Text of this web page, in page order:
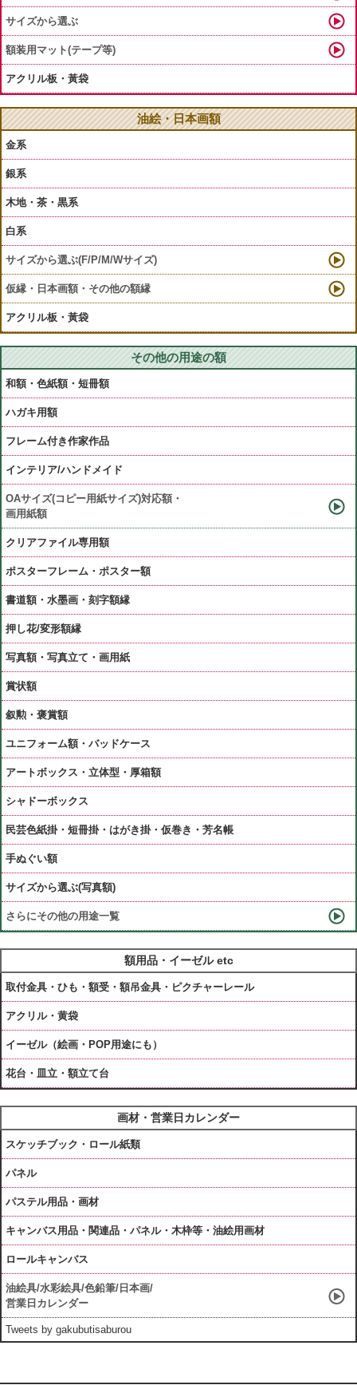
サイズから選ぶ
額装用マット(テープ等)
アクリル板・黃袋
油絵・日本画額
金系
銀系
木地・茶・黒系
白系
サイズから選ぶ(F/P/M/Wサイズ)
仮縁・日本画額・その他の額縁
アクリル板・黃袋
その他の用途の額
和額・色紙額・短冊額
ハガキ用額
フレーム付き作家作品
インテリア/ハンドメイド
OAサイズ(コピー用紙サイズ)対応額・
画用紙額
クリアファイル専用額
ポスターフレーム・ポスター額
書道額・水墨画・刻字額縁
押し花/変形額縁
写真額・写真立て・画用紙
賞状額
叙勲・褒賞額
ユニフォーム額・バッドケース
アートボックス・立体型・厚箱額
シャドーボックス
民芸色紙掛・短冊掛・はがき掛・仮巻き・芳名帳
手ぬぐい額
サイズから選ぶ(写真額)
さらにその他の用途一覧
額用品・イーゼル etc
取付金具・ひも・額受・額吊金具・ピクチャーレール
アクリル・黄袋
イーゼル（絵画・POP用途にも）
花台・皿立・額立て台
画材・営業日カレンダー
スケッチブック・ロール紙類
パネル
パステル用品・画材
キャンバス用品・関連品・パネル・木枠等・油絵用画材
ロールキャンバス
油絵具/水彩絵具/色鉛筆/日本画/
営業日カレンダー
Tweets by gakubutisaburou